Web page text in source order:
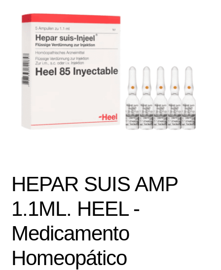
Nuestro Blog
Política de protección y tratamiento de datos personales
TÉRMINOS Y CONDICIONES
HEPAR SUIS AMP
1.1ML. HEEL -
Medicamento
Homeopático